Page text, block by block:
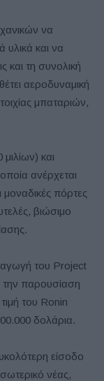
να
υλικά και να
και τη συνολική
αεροδυναμική
μπαταριών,
και
ανέρχεται
μοναδικές πόρτες
βιώσιμο
του Project
την παρουσίαση
του Ronin
δολάρια.
είσοδο
νέας,